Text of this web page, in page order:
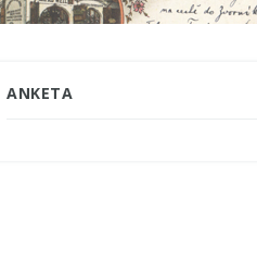
ANKETA